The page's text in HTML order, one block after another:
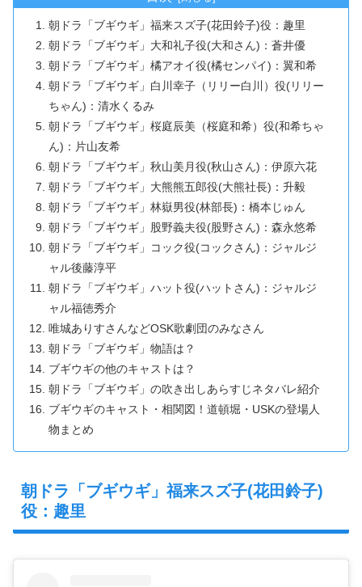
朝ドラ「ブギウギ」福来スズ子(花田鈴子)役：趣里
朝ドラ「ブギウギ」大和礼子役(大和さん)：蒼井優
朝ドラ「ブギウギ」橘アオイ役(橘センパイ)：翼和希
朝ドラ「ブギウギ」白川幸子（リリー白川）役(リリー
ちゃん)：清水くるみ
朝ドラ「ブギウギ」桜庭辰美（桜庭和希）役(和希ちゃ
ん)：片山友希
朝ドラ「ブギウギ」秋山美月役(秋山さん)：伊原六花
朝ドラ「ブギウギ」大熊熊五郎役(大熊社長)：升毅
朝ドラ「ブギウギ」林嶽男役(林部長)：橋本じゅん
朝ドラ「ブギウギ」股野義夫役(股野さん)：森永悠希
朝ドラ「ブギウギ」コック役(コックさん)：ジャルジ
ャル後藤淳平
朝ドラ「ブギウギ」ハット役(ハットさん)：ジャルジ
ャル福徳秀介
唯城ありすさんなどOSK歌劇団のみなさん
朝ドラ「ブギウギ」物語は？
ブギウギの他のキャストは？
朝ドラ「ブギウギ」の吹き出しあらすじネタバレ紹介
ブギウギのキャスト・相関図！道頓堀・USKの登場人
物まとめ
朝ドラ「ブギウギ」福来スズ子(花田鈴子)
役：趣里